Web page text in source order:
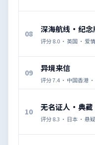
08 深海航线·纪念
评分8.0 · 英国 · 爱情
09 异境来信
评分7.4 · 中国香港 ·
10 无名证人·典藏
评分8.3 · 日本 · 悬疑